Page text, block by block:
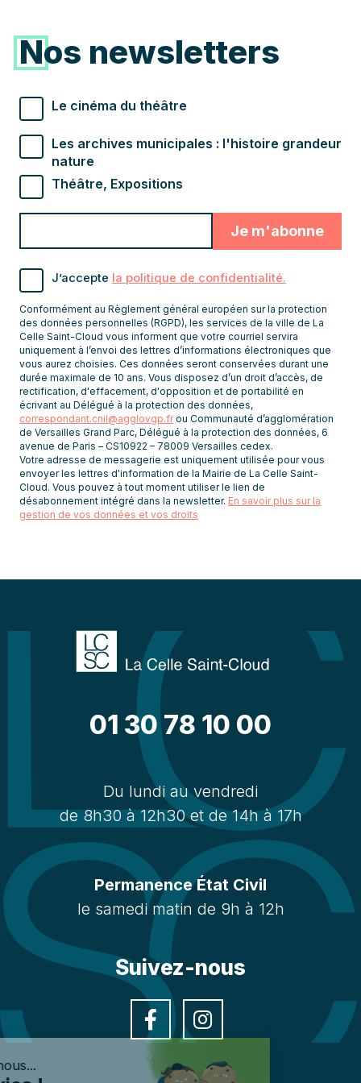
Nos newsletters
Types de newsletter souhaités
Le cinéma du théâtre
Les archives municipales : l'histoire grandeur
nature
Théâtre, Expositions
recevoir
les
newsletters
J’accepte la politique de confidentialité.
Conformément au Règlement général européen sur la protection
des données personnelles (RGPD), les services de la ville de La
Celle Saint-Cloud vous informent que votre courriel servira
uniquement à l’envoi des lettres d’informations électroniques que
vous aurez choisies. Ces données seront conservées durant une
durée maximale de 10 ans. Vous disposez d’un droit d’accès, de
rectification, d'effacement, d'opposition et de portabilité en
écrivant au Délégué à la protection des données,
correspondant.cnil@agglovgp.frou Communauté d’agglomération
de Versailles Grand Parc, Délégué à la protection des données, 6
avenue de Paris – CS10922 – 78009 Versailles cedex.
Votre adresse de messagerie est uniquement utilisée pour vous
envoyer les lettres d'information de la Mairie de La Celle Saint-
Cloud. Vous pouvez à tout moment utiliser le lien de
désabonnement intégré dans la newsletter. En savoir plus sur la
gestion de vos données et vos droits
01 30 78 10 00
Du lundi au vendredi
de 8h30 à 12h30 et de 14h à 17h
Permanence État Civil
le samedi matin de 9h à 12h
Suivez-nous
Facebook
Salut c'est nous...